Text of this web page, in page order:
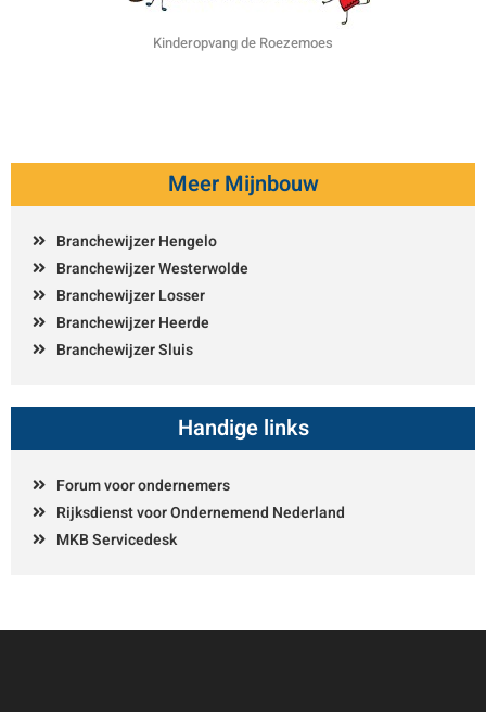
Kinderopvang de Roezemoes
Meer Mijnbouw
Branchewijzer Hengelo
Branchewijzer Westerwolde
Branchewijzer Losser
Branchewijzer Heerde
Branchewijzer Sluis
Handige links
Forum voor ondernemers
Rijksdienst voor Ondernemend Nederland
MKB Servicedesk